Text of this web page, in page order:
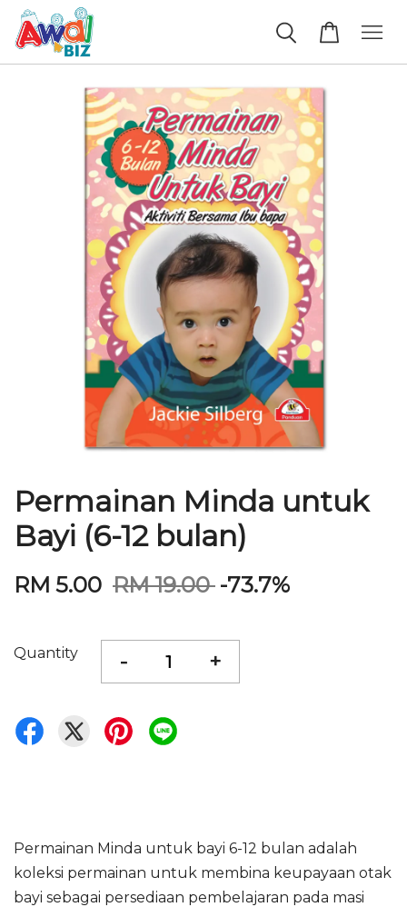
Permainan Minda untuk
Bayi (6-12 bulan)
RM 5.00 RM 19.00 -73.7%
Quantity - +
Permainan Minda untuk bayi 6-12 bulan adalah
koleksi permainan untuk membina keupayaan otak
bayi sebagai persediaan pembelajaran pada masi